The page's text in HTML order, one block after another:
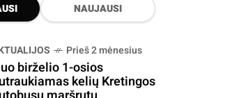
NAUJAUSI
Prieš 2 mėnesius
birželio 1-osios
kelių Kretingos